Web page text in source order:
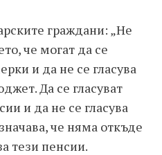
граждани: „Не
че могат да се
и да не се гласува
Да се гласуват
и да не се гласува
че няма откъде
тези пенсии.